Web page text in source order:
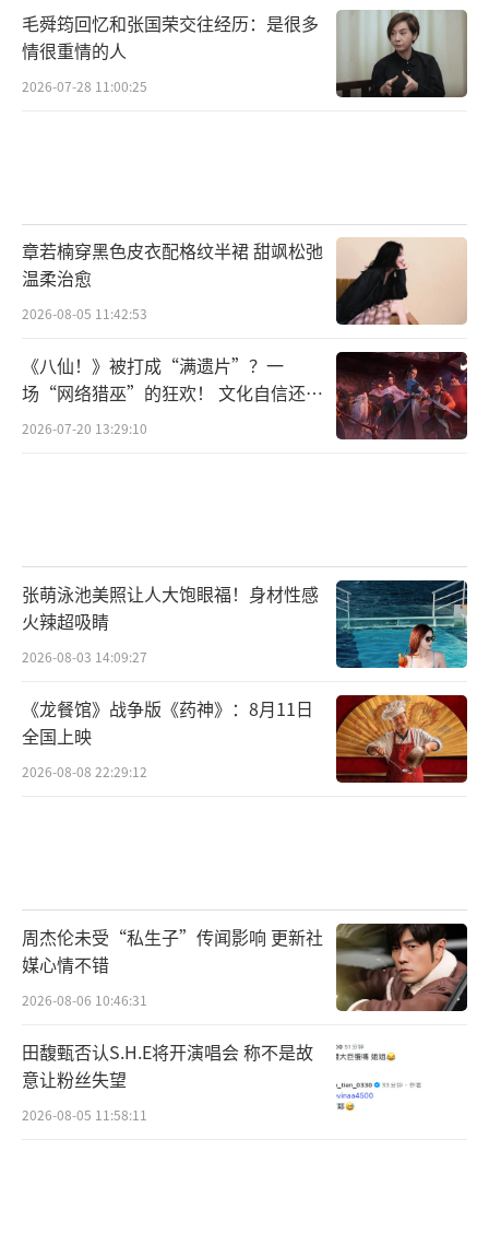
毛舜筠回忆和张国荣交往经历：是很多
情很重情的人
2026-07-28 11:00:25
章若楠穿黑色皮衣配格纹半裙 甜飒松弛
温柔治愈
2026-08-05 11:42:53
《八仙！》被打成“满遗片”？一
场“网络猎巫”的狂欢！ 文化自信还是
焦虑？
2026-07-20 13:29:10
张萌泳池美照让人大饱眼福！身材性感
火辣超吸睛
2026-08-03 14:09:27
《龙餐馆》战争版《药神》：8月11日
全国上映
2026-08-08 22:29:12
周杰伦未受“私生子”传闻影响 更新社
媒心情不错
2026-08-06 10:46:31
田馥甄否认S.H.E将开演唱会 称不是故
意让粉丝失望
2026-08-05 11:58:11